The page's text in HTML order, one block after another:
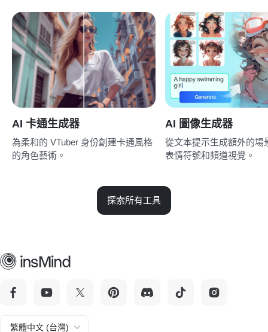
AI 卡通生成器
為柔和的 VTuber 身份創建卡通風格
的角色藝術。
AI 圖像生成器
從文本提示生成額外的場
表情符號和頻道視覺。
探索所有工具
繁體中文 (台灣)